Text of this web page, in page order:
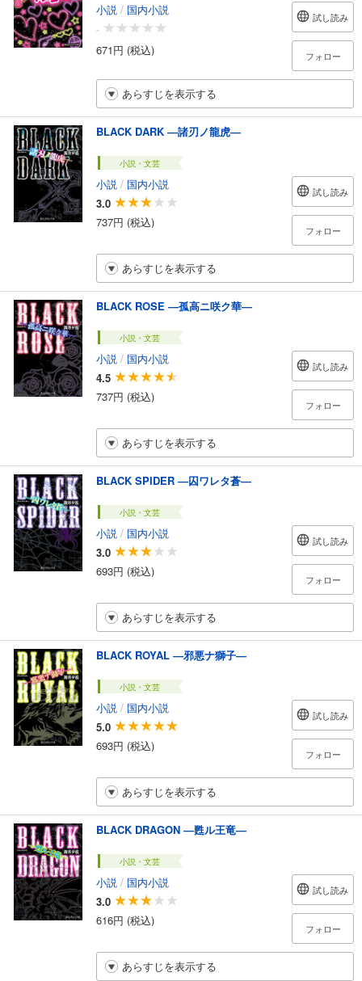
小説 / 国内小説
-
671円 (税込)
試し読み
フォロー
あらすじを表示する
BLACK DARK ―諸刃ノ龍虎―
小説・文芸
小説 / 国内小説
3.0
737円 (税込)
試し読み
フォロー
あらすじを表示する
BLACK ROSE ―孤高ニ咲ク華―
小説・文芸
小説 / 国内小説
4.5
737円 (税込)
試し読み
フォロー
あらすじを表示する
BLACK SPIDER ―囚ワレタ蒼―
小説・文芸
小説 / 国内小説
3.0
693円 (税込)
試し読み
フォロー
あらすじを表示する
BLACK ROYAL ―邪悪ナ獅子―
小説・文芸
小説 / 国内小説
5.0
693円 (税込)
試し読み
フォロー
あらすじを表示する
BLACK DRAGON ―甦ル王竜―
小説・文芸
小説 / 国内小説
3.0
616円 (税込)
試し読み
フォロー
あらすじを表示する